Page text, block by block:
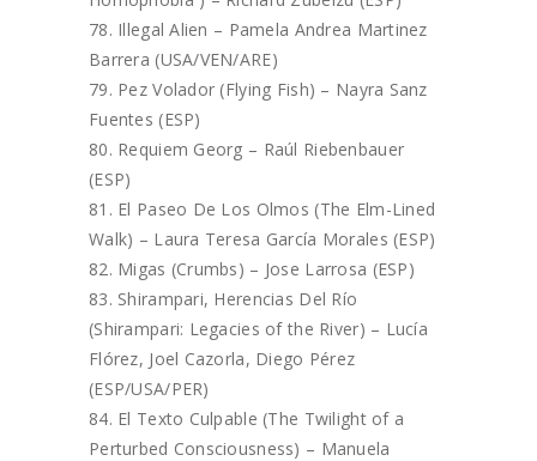
Illegal Alien – Pamela Andrea Martinez
Barrera (USA/VEN/ARE)
Pez Volador (Flying Fish) – Nayra Sanz
Fuentes (ESP)
Requiem Georg – Raúl Riebenbauer
(ESP)
El Paseo De Los Olmos (The Elm-Lined
Walk) – Laura Teresa García Morales (ESP)
Migas (Crumbs) – Jose Larrosa (ESP)
Shirampari, Herencias Del Río
(Shirampari: Legacies of the River) – Lucía
Flórez, Joel Cazorla, Diego Pérez
(ESP/USA/PER)
El Texto Culpable (The Twilight of a
Perturbed Consciousness) – Manuela